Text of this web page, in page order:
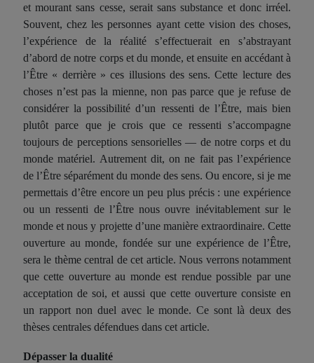
et mourant sans cesse, serait sans substance et donc irréel.
Souvent, chez les personnes ayant cette vision des choses,
l’expérience de la réalité s’effectuerait en s’abstrayant
d’abord de notre corps et du monde, et ensuite en accédant à
l’Être « derrière » ces illusions des sens. Cette lecture des
choses n’est pas la mienne, non pas parce que je refuse de
considérer la possibilité d’un ressenti de l’Être, mais bien
plutôt parce que je crois que ce ressenti s’accompagne
toujours de perceptions sensorielles — de notre corps et du
monde matériel. Autrement dit, on ne fait pas l’expérience
de l’Être séparément du monde des sens. Ou encore, si je me
permettais d’être encore un peu plus précis : une expérience
ou un ressenti de l’Être nous ouvre inévitablement sur le
monde et nous y projette d’une manière extraordinaire. Cette
ouverture au monde, fondée sur une expérience de l’Être,
sera le thème central de cet article. Nous verrons notamment
que cette ouverture au monde est rendue possible par une
acceptation de soi, et aussi que cette ouverture consiste en
un rapport non duel avec le monde. Ce sont là deux des
thèses centrales défendues dans cet article.
Dépasser la dualité